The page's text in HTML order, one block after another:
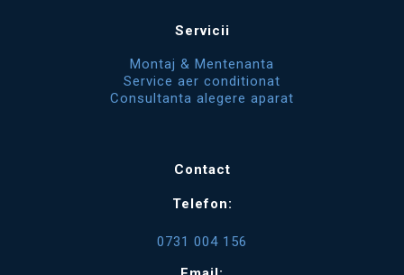
Servicii
Montaj & Mentenanta
Service aer conditionat
Consultanta alegere aparat
Contact
Telefon:
0731 004 156